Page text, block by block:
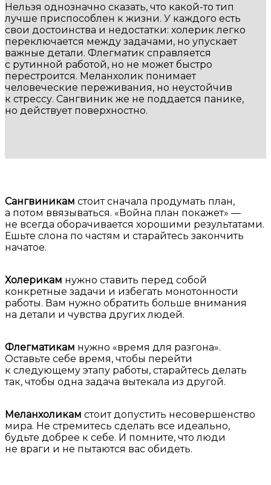
Нельзя однозначно сказать, что какой-то тип
лучше приспособлен к жизни. У каждого есть
свои достоинства и недостатки: холерик легко
переключается между задачами, но упускает
важные детали. Флегматик справляется
с рутинной работой, но не может быстро
перестроится. Меланхолик понимает
человеческие переживания, но неустойчив
к стрессу. Сангвиник же не поддается панике,
но действует поверхностно.
Сангвиникам стоит сначала продумать план,
а потом ввязываться. «Война план покажет» —
не всегда оборачивается хорошими результатами.
Ешьте слона по частям и старайтесь закончить
начатое.
Холерикам нужно ставить перед собой
конкретные задачи и избегать монотонности
работы. Вам нужно обратить больше внимания
на детали и чувства других людей.
Флегматикам нужно «время для разгона».
Оставьте себе время, чтобы перейти
к следующему этапу работы, старайтесь делать
так, чтобы одна задача вытекала из другой.
Меланхоликам стоит допустить несовершенство
мира. Не стремитесь сделать все идеально,
будьте добрее к себе. И помните, что люди
не враги и не пытаются вас обидеть.